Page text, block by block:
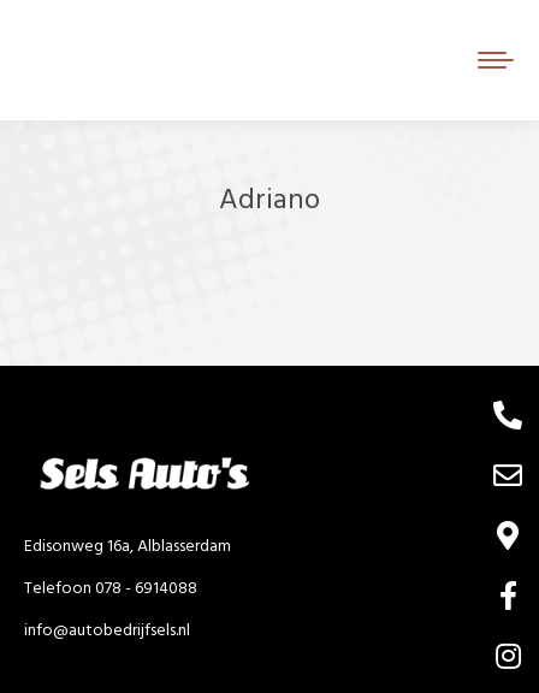
Adriano
Edisonweg 16a, Alblasserdam
Telefoon 078 - 6914088
info@autobedrijfsels.nl